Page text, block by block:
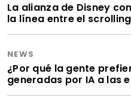
La alianza de Disney
la línea entre el
NEWS
¿Por qué la gente
generadas por IA a las